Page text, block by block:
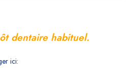
dentaire habituel.
ici: